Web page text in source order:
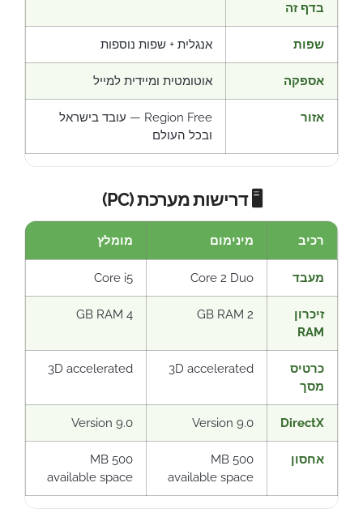
בדף זה
שפות אנגלית + שפות נוספות
אספקה אוטומטית ומיידית למייל
אזור
Region Free — עובד בישראל
ובכל העולם
🖥️ דרישות מערכת (PC)
רכיב מינימום מומלץ
מעבד Core 2 Duo
Core i5
זיכרון
RAM
2 GB RAM
4 GB RAM
כרטיס
מסך
3D accelerated
3D accelerated
DirectX
Version 9.0
Version 9.0
אחסון
500 MB
available space
500 MB
available space